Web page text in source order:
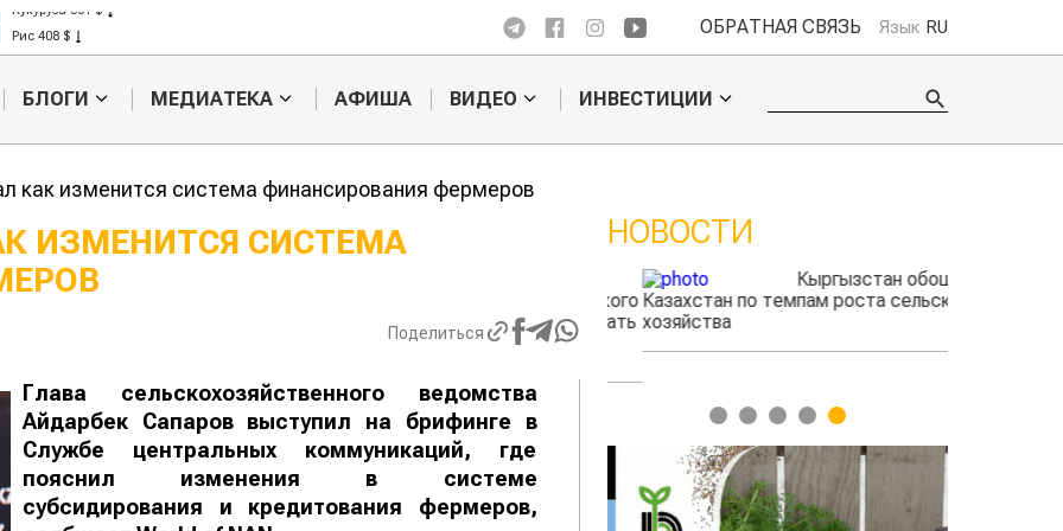
Кукуруза 301 $
Рис 408 $
ОБРАТНАЯ СВЯЗЬ Язык RU
БЛОГИ МЕДИАТЕКА АФИША ВИДЕО ИНВЕСТИЦИИ
как изменится система финансирования фермеров
ИЗМЕНИТСЯ СИСТЕМА
Поделиться
Глава сельскохозяйственного ведомства
Айдарбек Сапаров выступил на брифинге в
Службе центральных коммуникаций, где
пояснил изменения в системе
субсидирования и кредитования фермеров,
НОВОСТИ
Казахстанское
жука будут выжигать
лазером
Кыргызстан обошел
Казахстан по темпам роста сельского
хозяйства
1 2 3 4 5